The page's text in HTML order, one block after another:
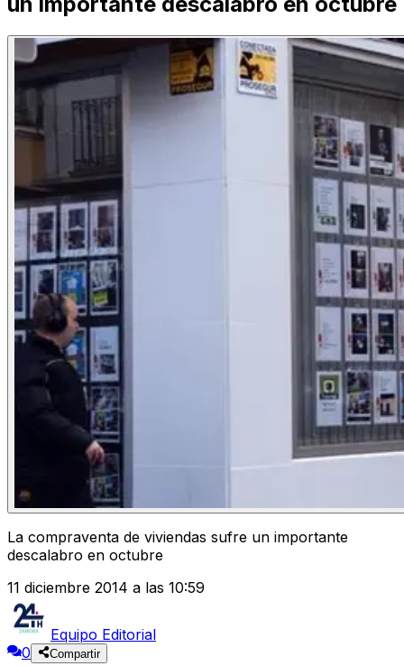
La compraventa de viviendas sufre un importante
descalabro en octubre
11 diciembre 2014 a las 10:59
Equipo Editorial
0
Compartir